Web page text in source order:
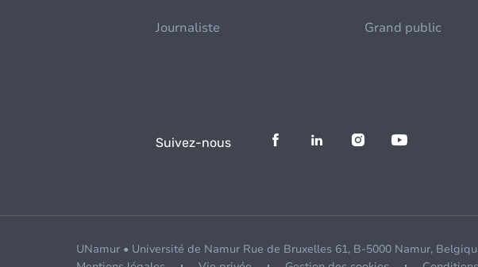
Journaliste Grand public
Suivez-nous
UNamur • Université de Namur Rue de Bruxelles 61, B-5000 Namur,